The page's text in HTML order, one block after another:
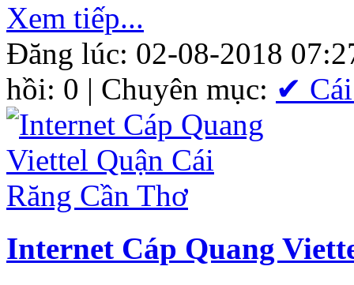
Xem tiếp...
Đăng lúc: 02-08-2018
hồi: 0 | Chuyên mục: ✔
Internet Cáp Quang